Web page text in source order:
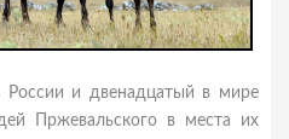
и двенадцатый в мире
Пржевальского в места их